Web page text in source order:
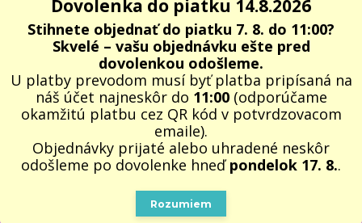
vícebarevné světlos pomocí 40 LED diod.Otočný solární panel
zajišťuje maximální efektivitu dobíjení během dne, a díky
odolné
kovové konstrukcije lampa vhodná pro celoroční venkovní použití.
Díky výšce 110 cm a elegantnímu ptačímu designu se stává nejen
zdrojem světla, ale i nepřehlédnutelnou ozdobou. Instaluje se
snadno bez kabelů – jen zapíchnete do země. Páv se tak stane
výraznou součástí vaší zahrady nebo dárkem, který potěší každého
Solární zahradní lampu Páv GARDLOVdoporučujeme jako ideální
prarodiče, přátele – pro radost a pohodu. Jedná se o vhodný
k narozeninám, na Den matek nebo jako originální vánoční
Dovolenka do piatku 14.8.2026
Stihnete objednať do piatku 7. 8. do 11:00?
Skvelé – vašu objednávku ešte pred
dovolenkou odošleme.
U platby prevodom musí byť platba pripísaná na
náš účet najneskôr do 11:00(odporúčame
okamžitú platbu cez QR kód v potvrdzovacom
emaile).
Objednávky prijaté alebo uhradené neskôr
odošleme po dovolenke hneďpondelok 17. 8..
Rozumiem